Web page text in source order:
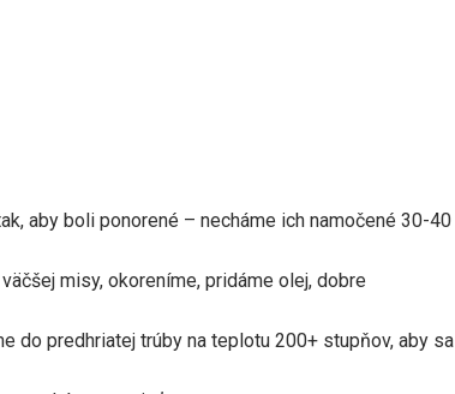
aby boli ponorené – necháme ich namočené 30-40
misy, okoreníme, pridáme olej, dobre
do predhriatej trúby na teplotu 200+ stupňov, aby sa